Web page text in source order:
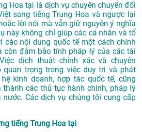
Hoa tại là dịch vụ chuyên chuyển đổi
sang tiếng Trung Hoa và ngược lại
lời nói mà vẫn giữ nguyên ý nghĩa
này không chỉ giúp các cá nhân và tổ
các nội dung quốc tế một cách chính
còn đảm bảo tính pháp lý của các tài
dịch thuật chính xác và chuyên
quan trọng trong việc duy trì và phát
kinh doanh, hợp tác quốc tế, cũng
thành các thủ tục hành chính, pháp lý
Các dịch vụ chúng tôi cung cấp
tiếng Trung Hoa tại